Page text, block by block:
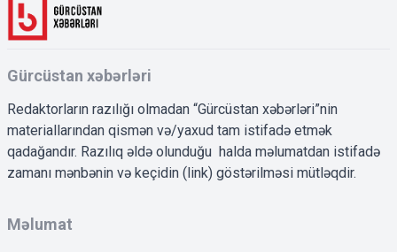
Gürcüstan xəbərləri
Redaktorların razılığı olmadan “Gürcüstan xəbərləri”nin
materiallarından qismən və/yaxud tam istifadə etmək
qadağandır. Razılıq əldə olunduğu halda məlumatdan istifadə
zamanı mənbənin və keçidin (link) göstərilməsi mütləqdir.
Məlumat